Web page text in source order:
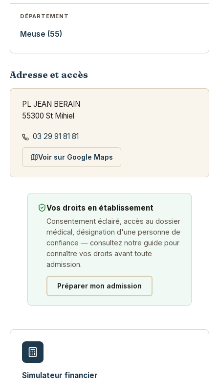
DÉPARTEMENT
Meuse (55)
Adresse et accès
PL JEAN BERAIN
55300 St Mihiel
03 29 91 81 81
Voir sur Google Maps
Vos droits en établissement
Consentement éclairé, accès au dossier
médical, désignation d'une personne de
confiance — consultez notre guide pour
connaître vos droits avant toute
admission.
Préparer mon admission
Simulateur financier